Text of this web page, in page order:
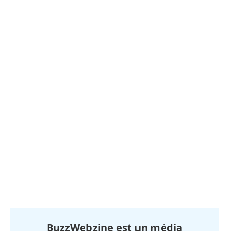
BuzzWebzine est un média